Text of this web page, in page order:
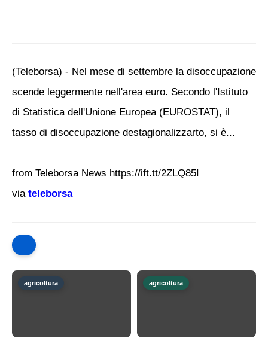
(Teleborsa) - Nel mese di settembre la disoccupazione
scende leggermente nell'area euro. Secondo l'Istituto
di Statistica dell'Unione Europea (EUROSTAT), il
tasso di disoccupazione destagionalizzarto, si è...
from Teleborsa News https://ift.tt/2ZLQ85I
via teleborsa
agricoltura agricoltura